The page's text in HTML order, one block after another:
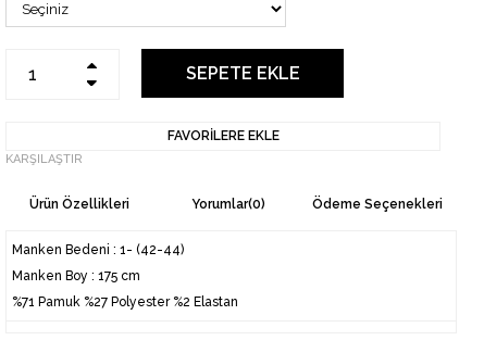
FAVORILERE EKLE
KARŞILAŞTIR
Ürün Özellikleri Yorumlar(0) Ödeme Seçenekleri
Manken Bedeni : 1- (42-44)
Manken Boy : 175 cm
%71 Pamuk %27 Polyester %2 Elastan